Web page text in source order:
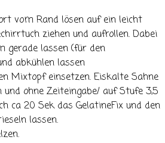
vom Rand lösen auf ein leicht
ziehen und aufrollen. Dabei
gerade lassen (für den
abkühlen lassen
Mixtopf einsetzen. Eiskalte Sahne
und ohne Zeiteingabe/ auf Stufe 3,5
ca 20 Sek das GelatineFix und den
lassen.